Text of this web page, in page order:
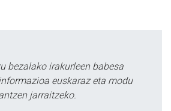
bezalako irakurleen babesa
euskaraz eta modu
jarraitzeko.